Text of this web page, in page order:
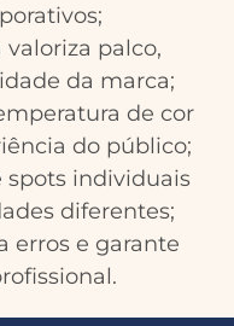
palco,
da marca;
de cor
do público;
spots individuais
diferentes;
erros e garante